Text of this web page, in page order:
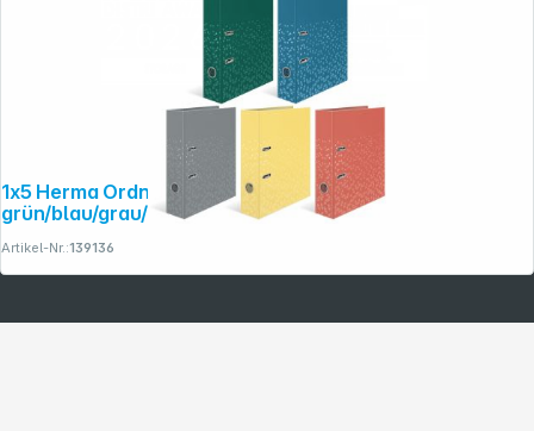
1x5 Herma Ordner Color Standard
grün/blau/grau/gelb/rot 20110
Artikel-Nr.:139136